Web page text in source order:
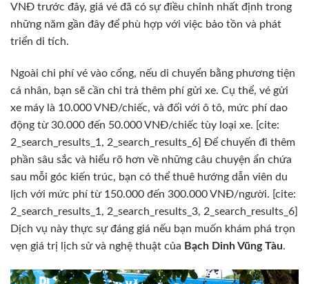
VNĐ trước đây, giá vé đã có sự điều chỉnh nhất định trong
những năm gần đây để phù hợp với việc bảo tồn và phát
triển di tích.
Ngoài chi phí vé vào cổng, nếu di chuyển bằng phương tiện
cá nhân, bạn sẽ cần chi trả thêm phí gửi xe. Cụ thể, vé gửi
xe máy là 10.000 VNĐ/chiếc, và đối với ô tô, mức phí dao
động từ 30.000 đến 50.000 VNĐ/chiếc tùy loại xe. [cite:
2_search_results_1, 2_search_results_6] Để chuyến đi thêm
phần sâu sắc và hiểu rõ hơn về những câu chuyện ẩn chứa
sau mỗi góc kiến trúc, bạn có thể thuê hướng dẫn viên du
lịch với mức phí từ 150.000 đến 300.000 VNĐ/người. [cite:
2_search_results_1, 2_search_results_3, 2_search_results_6]
Dịch vụ này thực sự đáng giá nếu bạn muốn khám phá trọn
vẹn giá trị lịch sử và nghệ thuật của Bạch Dinh Vũng Tàu.